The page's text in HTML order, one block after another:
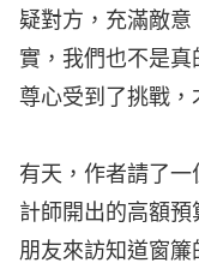
疑對方，充滿敵
實，我們也不是
尊心受到了挑戰，
有天，作者請了
計師開出的高額
朋友來訪知道窗